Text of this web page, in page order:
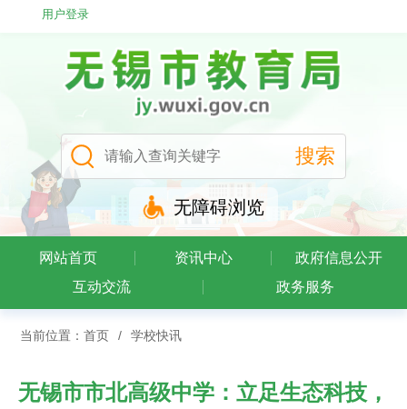
用户登录
无障碍浏览
网站首页 资讯中心
政府信息公开
互动交流
政务服务
当前位置： 首页 / 学校快讯
无锡市市北高级中学：立足生态科技，